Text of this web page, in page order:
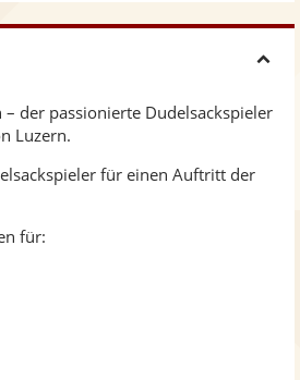
i
der passionierte Dudelsackspieler
Luzern.
für einen Auftritt der
für: